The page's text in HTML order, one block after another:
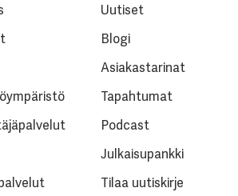
Uutiset
Blogi
Asiakastarinat
Tapahtumat
Podcast
Julkaisupankki
Tilaa uutiskirje